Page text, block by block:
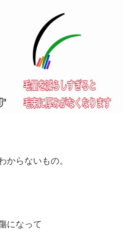
からないもの。
になって